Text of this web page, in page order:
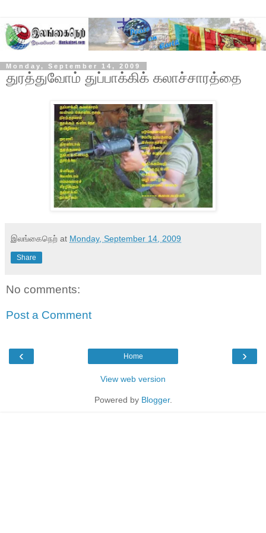
Monday, September 14, 2009
துரத்துவோம் துப்பாக்கிக் கலாச்சாரத்தை
இலங்கைநெற் at Monday, September 14, 2009
Share
No comments:
Post a Comment
‹ ›
Home
View web version
Powered by Blogger.